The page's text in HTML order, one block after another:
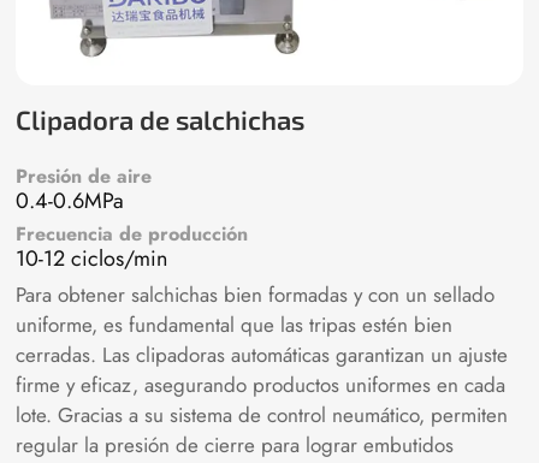
Clipadora de salchichas
Presión de aire
0.4-0.6MPa
Frecuencia de producción
10-12 ciclos/min
Para obtener salchichas bien formadas y con un sellado
uniforme, es fundamental que las tripas estén bien
cerradas. Las clipadoras automáticas garantizan un ajuste
firme y eficaz, asegurando productos uniformes en cada
lote. Gracias a su sistema de control neumático, permiten
regular la presión de cierre para lograr embutidos